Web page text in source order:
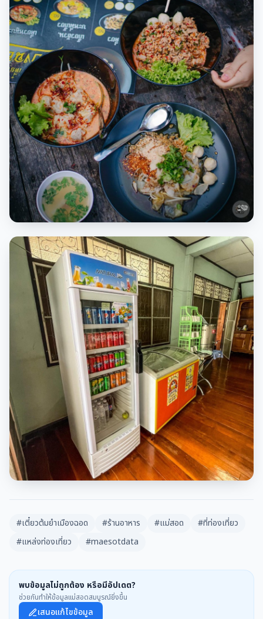
#เตี๋ยวต้มยำเมืองฉอด #ร้านอาหาร #แม่สอด
#ที่ท่องเที่ยว
#แหล่งท่องเที่ยว
#maesotdata
พบข้อมูลไม่ถูกต้อง หรือมีอัปเดต?
ช่วยกันทำให้ข้อมูลแม่สอดสมบูรณ์ยิ่งขึ้น
เสนอแก้ไขข้อมูล